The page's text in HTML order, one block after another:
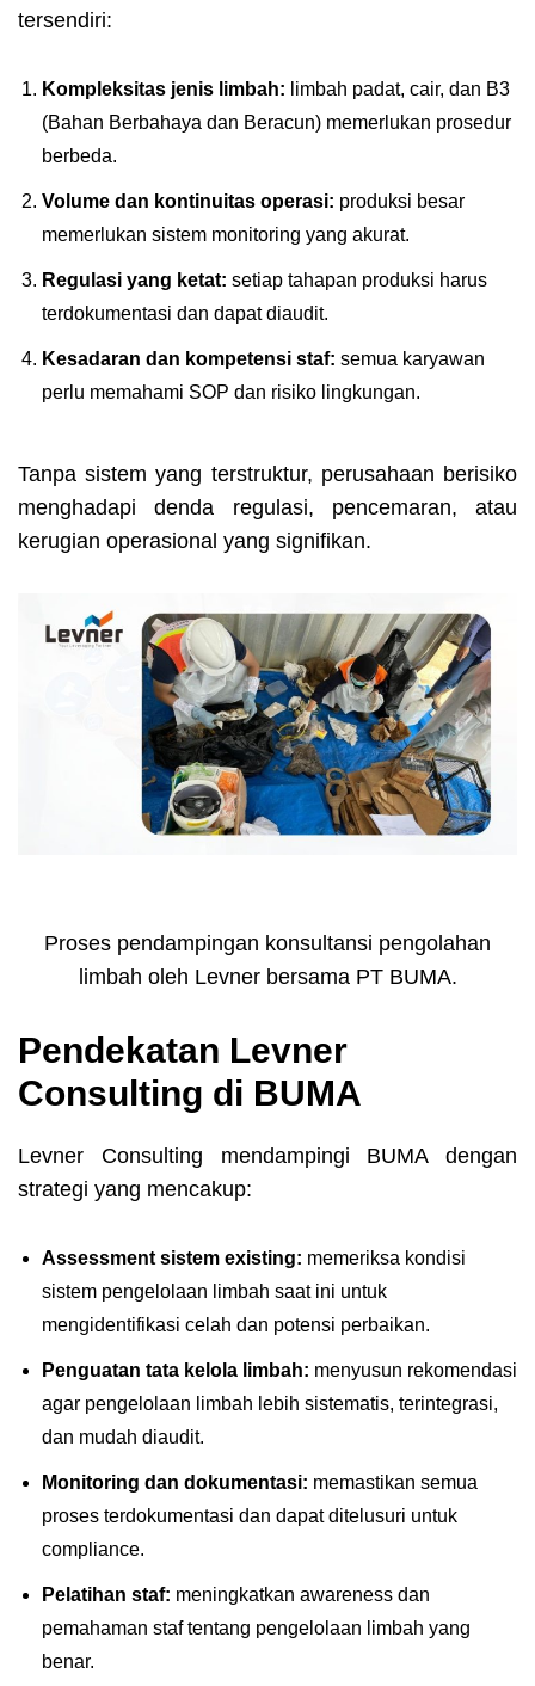
tersendiri:
Kompleksitas jenis limbah: limbah padat, cair, dan B3
(Bahan Berbahaya dan Beracun) memerlukan prosedur
berbeda.
Volume dan kontinuitas operasi: produksi besar
memerlukan sistem monitoring yang akurat.
Regulasi yang ketat: setiap tahapan produksi harus
terdokumentasi dan dapat diaudit.
Kesadaran dan kompetensi staf: semua karyawan
perlu memahami SOP dan risiko lingkungan.
Tanpa sistem yang terstruktur, perusahaan berisiko
menghadapi denda regulasi, pencemaran, atau
kerugian operasional yang signifikan.
Proses pendampingan konsultansi pengolahan
limbah oleh Levner bersama PT BUMA.
Pendekatan Levner
Consulting di BUMA
Levner Consulting mendampingi BUMA dengan
strategi yang mencakup:
Assessment sistem existing: memeriksa kondisi
sistem pengelolaan limbah saat ini untuk
mengidentifikasi celah dan potensi perbaikan.
Penguatan tata kelola limbah: menyusun rekomendasi
agar pengelolaan limbah lebih sistematis, terintegrasi,
dan mudah diaudit.
Monitoring dan dokumentasi: memastikan semua
proses terdokumentasi dan dapat ditelusuri untuk
compliance.
Pelatihan staf: meningkatkan awareness dan
pemahaman staf tentang pengelolaan limbah yang
benar.